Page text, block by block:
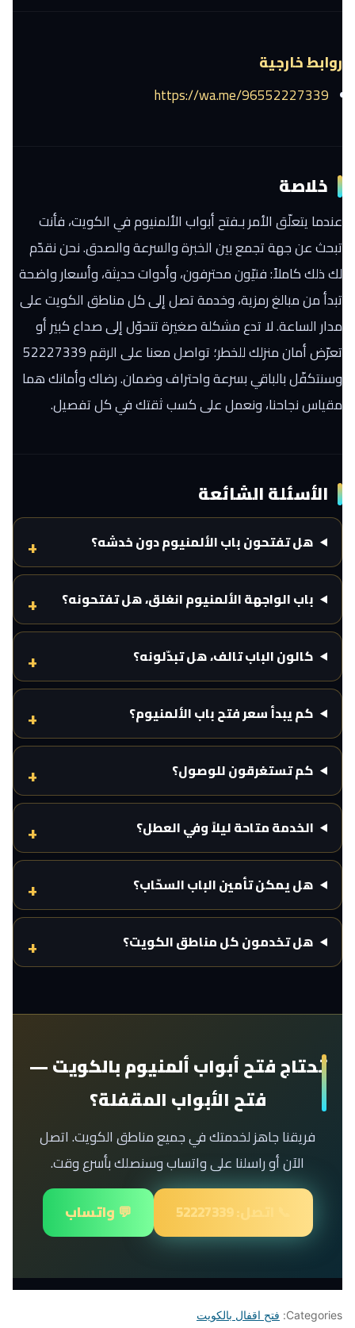
روابط خارجية
https://wa.me/96552227339
خلاصة
عندما يتعلّق الأمر بـفتح أبواب الألمنيوم في الكويت، فأنت
تبحث عن جهة تجمع بين الخبرة والسرعة والصدق. نحن نقدّم
لك ذلك كاملاً: فنيّون محترفون، وأدوات حديثة، وأسعار واضحة
تبدأ من مبالغ رمزية، وخدمة تصل إلى كل مناطق الكويت على
مدار الساعة. لا تدع مشكلة صغيرة تتحوّل إلى صداع كبير أو
تعرّض أمان منزلك للخطر؛ تواصل معنا على الرقم 52227339
وسنتكفّل بالباقي بسرعة واحتراف وضمان. رضاك وأمانك هما
مقياس نجاحنا، ونعمل على كسب ثقتك في كل تفصيل.
الأسئلة الشائعة
هل تفتحون باب الألمنيوم دون خدشه؟
باب الواجهة الألمنيوم انغلق، هل تفتحونه؟
كالون الباب تالف، هل تبدّلونه؟
كم يبدأ سعر فتح باب الألمنيوم؟
كم تستغرقون للوصول؟
الخدمة متاحة ليلاً وفي العطل؟
هل يمكن تأمين الباب السحّاب؟
هل تخدمون كل مناطق الكويت؟
تحتاج فتح أبواب ألمنيوم بالكويت —
فتح الأبواب المقفلة؟
فريقنا جاهز لخدمتك في جميع مناطق الكويت. اتصل
الآن أو راسلنا على واتساب وسنصلك بأسرع وقت.
📞 اتصل: 52227339
💬 واتساب
Categories: فتح اقفال بالكويت